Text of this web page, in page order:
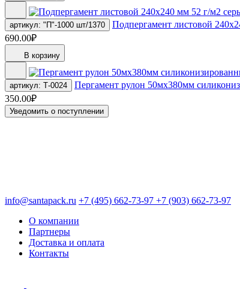
артикул: "П"-1000 шт/1370 Подпергамент листовой
690.00₽
В корзину
артикул: Т-0024 Пергамент рулон 50мх380мм
350.00₽
Уведомить о поступлении
info@santapack.ru +7 (495) 662-73-97 +7 (903) 662-73-97
О компании
Партнеры
Доставка и оплата
Контакты